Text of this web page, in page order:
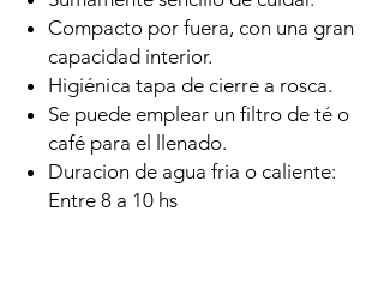
Compacto por fuera, con una gran
capacidad interior.
Higiénica tapa de cierre a rosca.
Se puede emplear un filtro de té o
café para el llenado.
Duracion de agua fria o caliente:
Entre 8 a 10 hs